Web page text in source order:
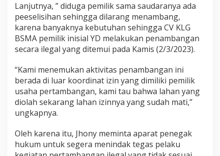
d
i
l
a
r
i
t
k
K
r
Lanjutnya, ” diduga pemilik sama saudaranya ada
peeselisihan sehingga dilarang menambang,
karena banyaknya kebutuhan sehingga CV KLG
BSMA pemilik inisial YD melakukan penambangan
secara ilegal yang ditemui pada Kamis (2/3/2023).
“Kami menemukan aktivitas penambangan ini
berada di luar koordinat izin yang dimiliki pemilik
usaha pertambangan, kami tau bahwa lahan yang
diolah sekarang lahan izinnya yang sudah mati,”
ungkapnya.
Oleh karena itu, Jhony meminta aparat penegak
hukum untuk segera menindak tegas pelaku